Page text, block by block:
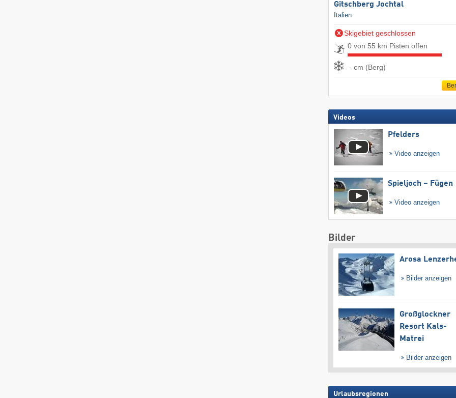
Gitschberg Jochtal
Italien
Skigebiet geschlossen
0 von 55 km Pisten offen
- cm (Berg)
Videos
Pfelders
Video anzeigen
Spieljoch – Fügen
Video anzeigen
Bilder
Arosa
Bilder anzeigen
Großglockner
Resort Kals-
Matrei
Bilder anzeigen
Urlaubsregionen